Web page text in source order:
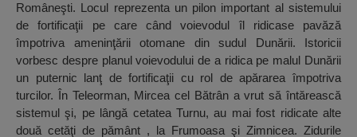
Româneşti. Locul reprezenta un pilon important al sistemului
de fortificaţii pe care când voievodul îl ridicase pavăză
împotriva ameninţării otomane din sudul Dunării. Istoricii
vorbesc despre planul voievodului de a ridica pe malul Dunării
un puternic lanţ de fortificaţii cu rol de apărarea împotriva
turcilor. În Teleorman, Mircea cel Bătrân a vrut să întărească
sistemul şi, pe lângă cetatea Turnu, au mai fost ridicate alte
două cetăţi de pământ , la Frumoasa şi Zimnicea. Zidurile